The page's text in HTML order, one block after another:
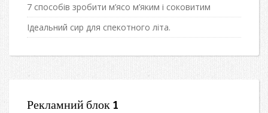
7 способів зробити м’ясо м’яким і соковитим
Ідеальний сир для спекотного літа.
Рекламний блок 1